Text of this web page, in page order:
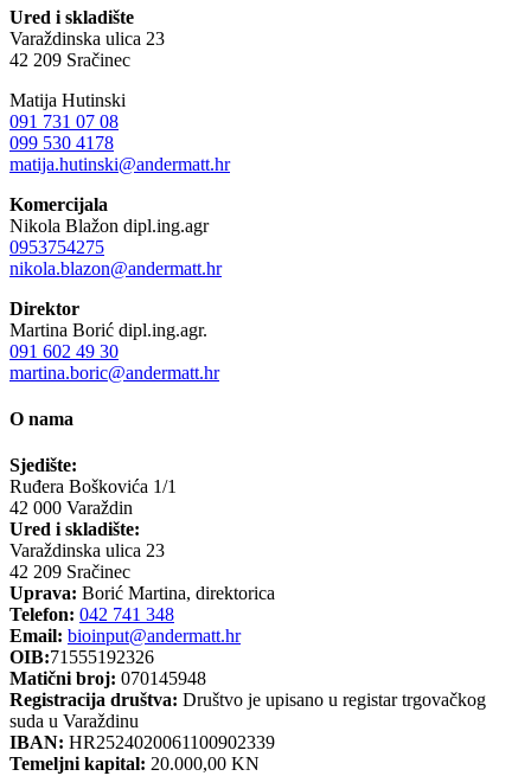
Ured i skladište
Varaždinska ulica 23
42 209 Sračinec
Matija Hutinski
091 731 07 08
099 530 4178
matija.hutinski@andermatt.hr
Komercijala
Nikola Blažon dipl.ing.agr
0953754275
nikola.blazon@andermatt.hr
Direktor
Martina Borić dipl.ing.agr.
091 602 49 30
martina.boric@andermatt.hr
O nama
Sjedište:
Ruđera Boškovića 1/1
42 000 Varaždin
Ured i skladište:
Varaždinska ulica 23
42 209 Sračinec
Uprava: Borić Martina, direktorica
Telefon: 042 741 348
Email: bioinput@andermatt.hr
OIB:71555192326
Matični broj: 070145948
Registracija društva: Društvo je upisano u registar trgovačkog
suda u Varaždinu
IBAN: HR2524020061100902339
Temeljni kapital: 20.000,00 KN